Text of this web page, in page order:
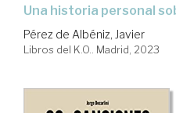
una historia personal
Pérez de Albéniz, Javier
Libros del K.O.. Madrid, 2023